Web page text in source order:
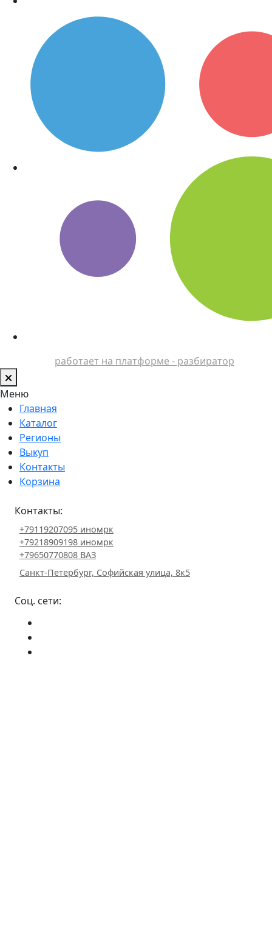
работает на платформе - разбиратор
Меню
Главная
Каталог
Регионы
Выкуп
Контакты
Корзина
Контакты:
+79119207095 иномрк
+79218909198 иномрк
+79650770808 ВАЗ
Санкт-Петербург, Софийская улица, 8к5
Соц. сети: